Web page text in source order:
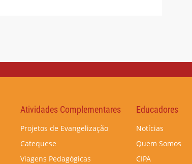
Atividades Complementares
Projetos de Evangelização
Catequese
Viagens Pedagógicas
Educadores
Notícias
Quem Somos
CIPA